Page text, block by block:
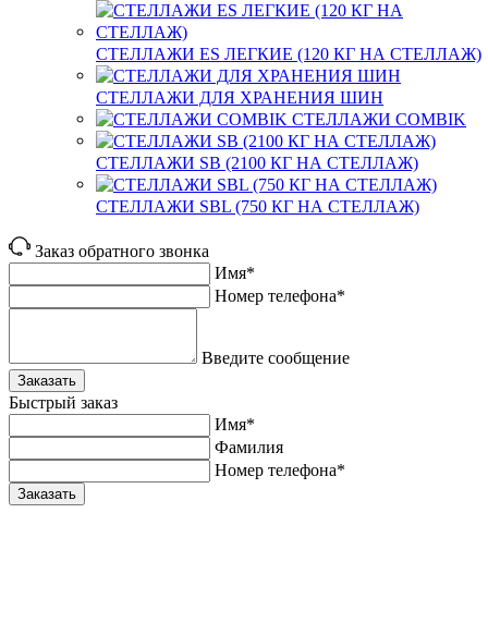
СТЕЛЛАЖИ ES ЛЕГКИЕ (120 КГ НА СТЕЛЛАЖ)
СТЕЛЛАЖИ ДЛЯ ХРАНЕНИЯ ШИН
СТЕЛЛАЖИ COMBIK
СТЕЛЛАЖИ SB (2100 КГ НА СТЕЛЛАЖ)
СТЕЛЛАЖИ SBL (750 КГ НА СТЕЛЛАЖ)
Заказ обратного звонка
Имя*
Номер телефона*
Введите сообщение
Заказать
Быстрый заказ
Имя*
Фамилия
Номер телефона*